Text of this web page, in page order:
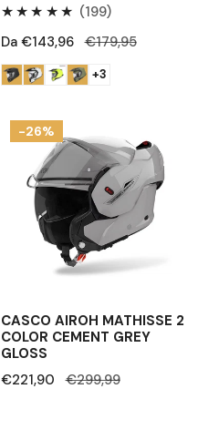
(199)199
Recensioni
totali
Prezzo
di
vendita
Da €143,96
Prezzo
regolare
€179,95
+3
Casco
Airoh
Mathisse
Color
Cement
-26%
CASCO AIROH MATHISSE 2
COLOR CEMENT GREY
GLOSS
Prezzo
€221,90
Prezzo
€299,99